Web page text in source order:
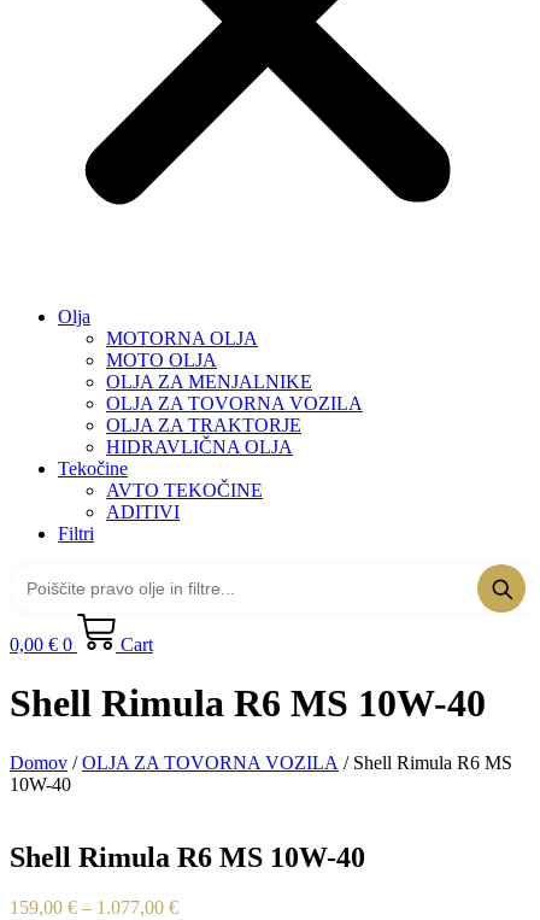
Olja
MOTORNA OLJA
MOTO OLJA
OLJA ZA MENJALNIKE
OLJA ZA TOVORNA VOZILA
OLJA ZA TRAKTORJE
HIDRAVLIČNA OLJA
Tekočine
AVTO TEKOČINE
ADITIVI
Filtri
0,00 € 0 Cart
Shell Rimula R6 MS 10W-40
Domov /OLJA ZA TOVORNA VOZILA / Shell Rimula R6 MS
10W-40
Shell Rimula R6 MS 10W-40
159,00 € – 1.077,00 €Cenovni